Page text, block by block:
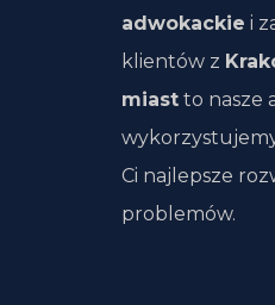
adwokackie i
klientów z
miast to nasze
Ci najlepsze
problemów.